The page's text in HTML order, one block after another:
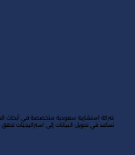
شركة استشارية سعودية متخصصة في أبحاث
نساعد في تحويل البيانات إلى استراتيجيات